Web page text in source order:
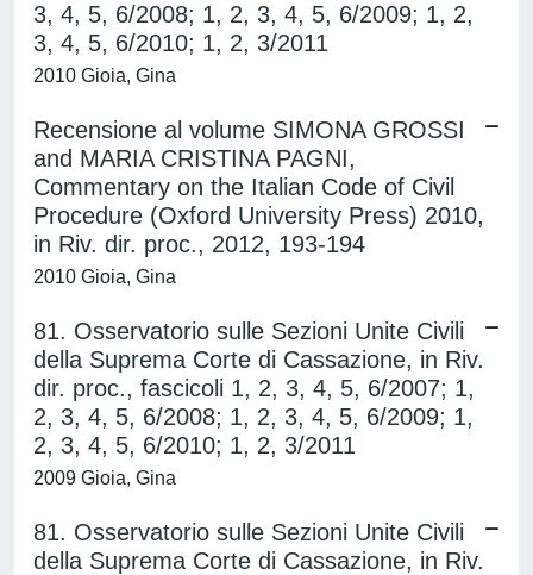
3, 4, 5, 6/2008; 1, 2, 3, 4, 5, 6/2009; 1, 2,
3, 4, 5, 6/2010; 1, 2, 3/2011
2010 Gioia, Gina
Recensione al volume SIMONA GROSSI
and MARIA CRISTINA PAGNI,
Commentary on the Italian Code of Civil
Procedure (Oxford University Press) 2010,
in Riv. dir. proc., 2012, 193-194
2010 Gioia, Gina
81. Osservatorio sulle Sezioni Unite Civili
della Suprema Corte di Cassazione, in Riv.
dir. proc., fascicoli 1, 2, 3, 4, 5, 6/2007; 1,
2, 3, 4, 5, 6/2008; 1, 2, 3, 4, 5, 6/2009; 1,
2, 3, 4, 5, 6/2010; 1, 2, 3/2011
2009 Gioia, Gina
81. Osservatorio sulle Sezioni Unite Civili
della Suprema Corte di Cassazione, in Riv.